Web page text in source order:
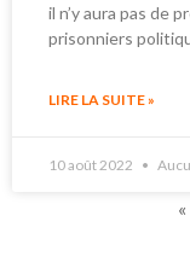
il n’y aura pas de
prisonniers
LIRE LA SUITE »
10 août 2022